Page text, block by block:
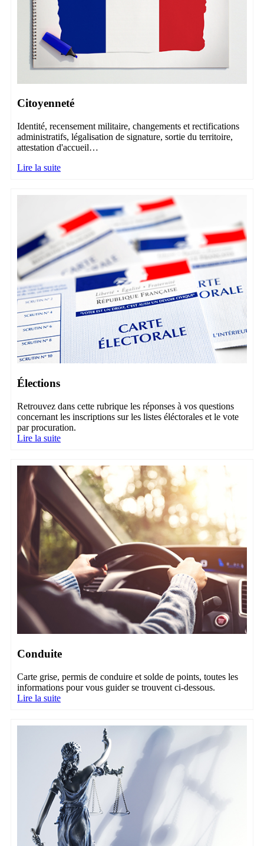
Citoyenneté
Identité, recensement militaire, changements et rectifications
administratifs, légalisation de signature, sortie du territoire,
attestation d'accueil…
Lire la suite
Élections
Retrouvez dans cette rubrique les réponses à vos questions
concernant les inscriptions sur les listes éléctorales et le vote
par procuration.
Lire la suite
Conduite
Carte grise, permis de conduire et solde de points, toutes les
informations pour vous guider se trouvent ci-dessous.
Lire la suite